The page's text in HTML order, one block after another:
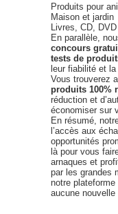
Produits pour
Maison et jardin
Livres, CD, DVD
En parallèle,
concours
tests de
leur fiabilité et la
Vous trouverez
produits 100%
réduction et
économiser sur
En résumé,
l’accès aux
opportunités
là pour vous
arnaques et
par les grandes
notre
aucune nouvelle